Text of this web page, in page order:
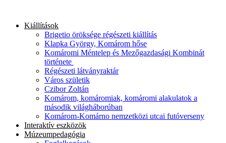
tartalomhozKiállítások
Brigetio öröksége régészeti kiállítás
Klapka György, Komárom hőse
Komáromi Méntelep és Mezőgazdasági Kombinát
története
Régészeti látványraktár
Város születik
Czibor Zoltán
Komárom, komáromiak, komáromi alakulatok a
második világháborúban
Komárom-Komárno nemzetközi utcai futóverseny
Interaktív eszközök
Múzeumpedagógia